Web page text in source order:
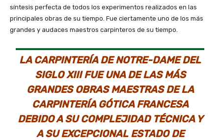
síntesis perfecta de todos los experimentos realizados en las
principales obras de su tiempo. Fue ciertamente uno de los más
grandes y audaces maestros carpinteros de su tiempo.
LA CARPINTERÍA DE NOTRE-DAME DEL
SIGLO XIII FUE UNA DE LAS MÁS
GRANDES OBRAS MAESTRAS DE LA
CARPINTERÍA GÓTICA FRANCESA
DEBIDO A SU COMPLEJIDAD TÉCNICA Y
A SU EXCEPCIONAL ESTADO DE